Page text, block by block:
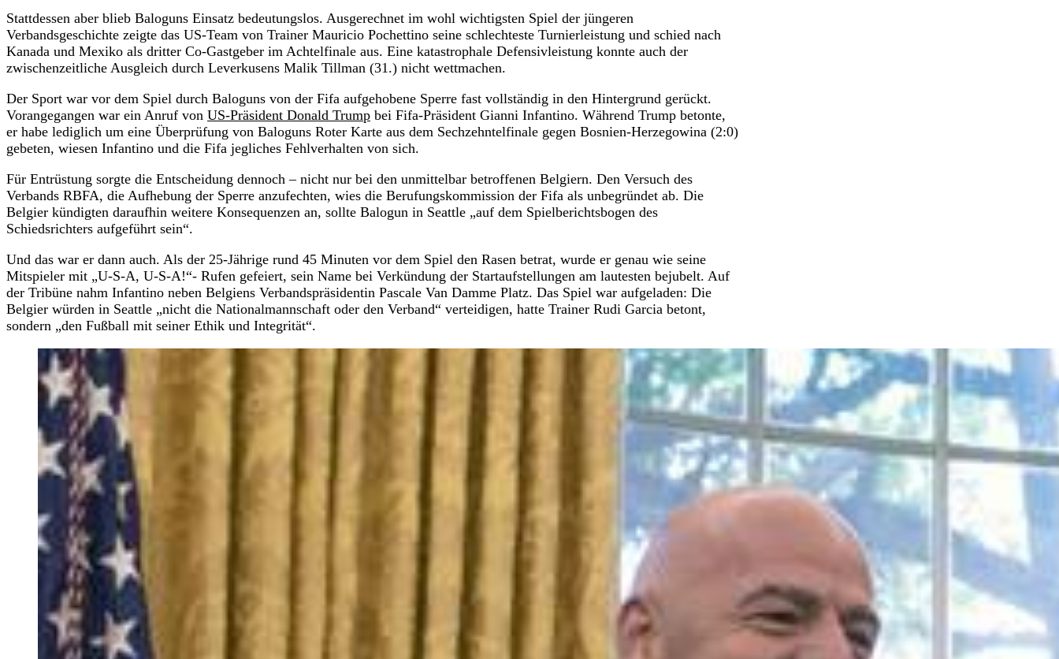
Stattdessen aber blieb Baloguns Einsatz bedeutungslos. Ausgerechnet im wohl wichtigsten Spiel der jüngeren
Verbandsgeschichte zeigte das US-Team von Trainer Mauricio Pochettino seine schlechteste Turnierleistung und schied nach
Kanada und Mexiko als dritter Co-Gastgeber im Achtelfinale aus. Eine katastrophale Defensivleistung konnte auch der
zwischenzeitliche Ausgleich durch Leverkusens Malik Tillman (31.) nicht wettmachen.
Der Sport war vor dem Spiel durch Baloguns von der Fifa aufgehobene Sperre fast vollständig in den Hintergrund gerückt.
Vorangegangen war ein Anruf von US-Präsident Donald Trump bei Fifa-Präsident Gianni Infantino. Während Trump betonte,
er habe lediglich um eine Überprüfung von Baloguns Roter Karte aus dem Sechzehntelfinale gegen Bosnien-Herzegowina (2:0)
gebeten, wiesen Infantino und die Fifa jegliches Fehlverhalten von sich.
Für Entrüstung sorgte die Entscheidung dennoch – nicht nur bei den unmittelbar betroffenen Belgiern. Den Versuch des
Verbands RBFA, die Aufhebung der Sperre anzufechten, wies die Berufungskommission der Fifa als unbegründet ab. Die
Belgier kündigten daraufhin weitere Konsequenzen an, sollte Balogun in Seattle „auf dem Spielberichtsbogen des
Schiedsrichters aufgeführt sein“.
Und das war er dann auch. Als der 25-Jährige rund 45 Minuten vor dem Spiel den Rasen betrat, wurde er genau wie seine
Mitspieler mit „U-S-A, U-S-A!“- Rufen gefeiert, sein Name bei Verkündung der Startaufstellungen am lautesten bejubelt. Auf
der Tribüne nahm Infantino neben Belgiens Verbandspräsidentin Pascale Van Damme Platz. Das Spiel war aufgeladen: Die
Belgier würden in Seattle „nicht die Nationalmannschaft oder den Verband“ verteidigen, hatte Trainer Rudi Garcia betont,
sondern „den Fußball mit seiner Ethik und Integrität“.